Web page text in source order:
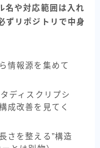
名や対応範囲は入れ
ずリポジトリで中身
情報源を集めて
ディスクリプシ
成改善を見てく
さを整える”構造